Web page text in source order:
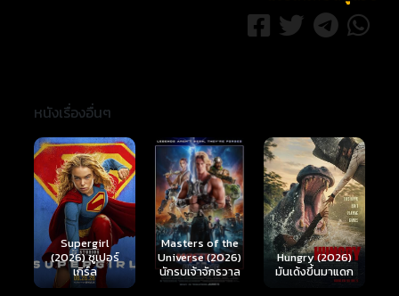
หนังเรื่องอื่นๆ
Masters of the
Universe (2026)
นักรบเจ้าจักรวาล
Hungry (2026)
มันเด้งขึ้นมาแดก
Ready or Not 2:
Here I Come
(2026) เกมพร้อม
ตาย 2